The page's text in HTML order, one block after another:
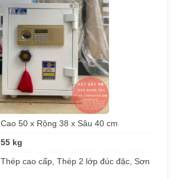
Cao 50 x Rộng 38 x Sâu 40 cm
55 kg
Thép cao cấp, Thép 2 lớp đúc đặc, Sơn